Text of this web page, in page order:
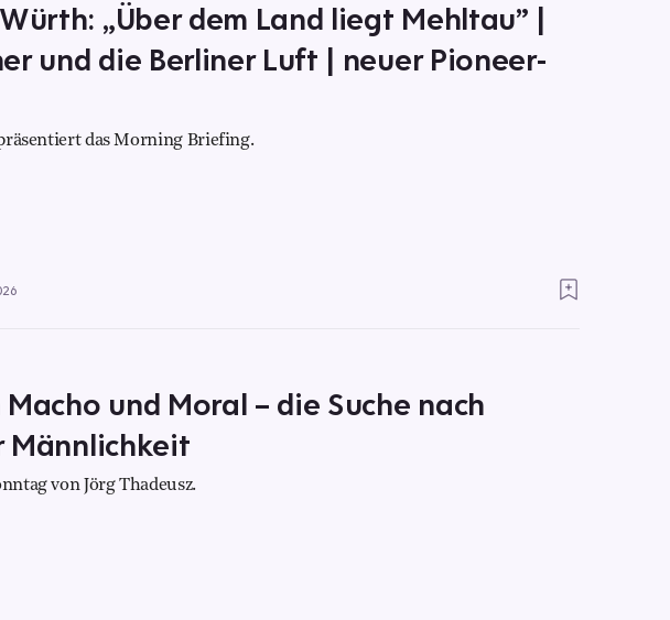
„Über dem Land liegt Mehltau” |
und die Berliner Luft | neuer Pioneer-
das Morning Briefing.
und Moral – die Suche nach
Männlichkeit
von Jörg Thadeusz.